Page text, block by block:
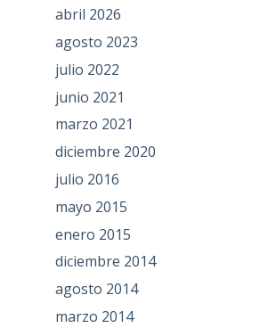
abril 2026
agosto 2023
julio 2022
junio 2021
marzo 2021
diciembre 2020
julio 2016
mayo 2015
enero 2015
diciembre 2014
agosto 2014
marzo 2014